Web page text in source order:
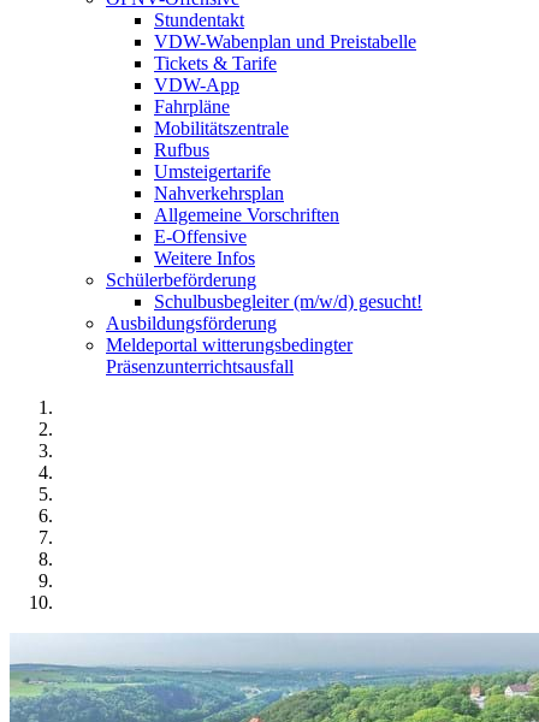
Stundentakt
VDW-Wabenplan und Preistabelle
Tickets & Tarife
VDW-App
Fahrpläne
Mobilitätszentrale
Rufbus
Umsteigertarife
Nahverkehrsplan
Allgemeine Vorschriften
E-Offensive
Weitere Infos
Schülerbeförderung
Schulbusbegleiter (m/w/d) gesucht!
Ausbildungsförderung
Meldeportal witterungsbedingter
Präsenzunterrichtsausfall